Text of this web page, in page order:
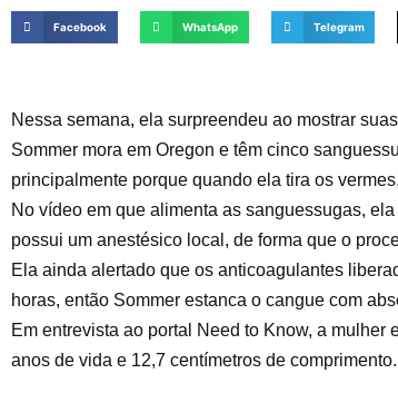
Facebook WhatsApp Telegram
Nessa semana, ela surpreendeu ao mostrar
Sommer mora em Oregon e têm cinco
principalmente porque quando ela tira os
No vídeo em que alimenta as sanguessugas,
possui um anestésico local, de forma que o
Ela ainda alertado que os anticoagulantes
horas, então Sommer estanca o cangue com
Em entrevista ao portal Need to Know, a
anos de vida e 12,7 centímetros de comprimento.